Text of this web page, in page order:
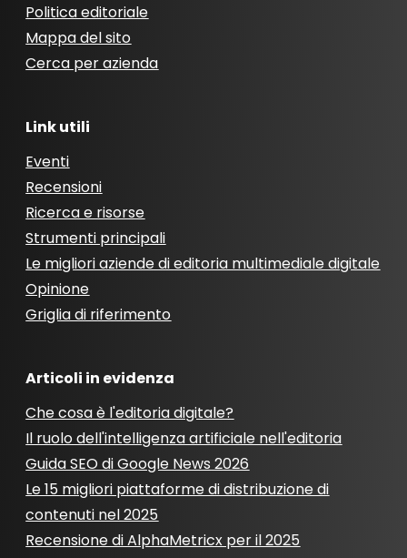
Politica editoriale
Mappa del sito
Cerca per azienda
Link utili
Eventi
Recensioni
Ricerca e risorse
Strumenti principali
Le migliori aziende di editoria multimediale digitale
Opinione
Griglia di riferimento
Articoli in evidenza
Che cosa è l'editoria digitale?
Il ruolo dell'intelligenza artificiale nell'editoria
Guida SEO di Google News 2026
Le 15 migliori piattaforme di distribuzione di
contenuti nel 2025
Recensione di AlphaMetricx per il 2025